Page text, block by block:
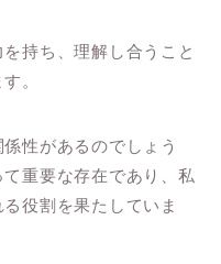
持ち、理解し合うこと
。
性があるのでしょう
重要な存在であり、私
役割を果たしていま